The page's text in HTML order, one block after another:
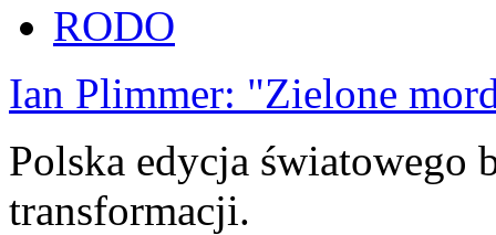
RODO
Ian Plimmer: "Zielone
Polska edycja światowego
transformacji.